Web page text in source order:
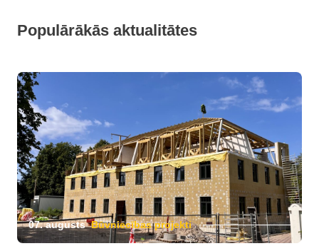
Populārākās aktualitātes
07. augusts Būvniecības projekti